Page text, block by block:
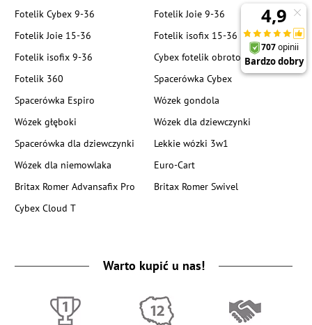
Fotelik Cybex 9-36
Fotelik Joie 9-36
Fotelik Joie 15-36
Fotelik isofix 15-36
Fotelik isofix 9-36
Cybex fotelik obrotowy
Fotelik 360
Spacerówka Cybex
Spacerówka Espiro
Wózek gondola
Wózek głęboki
Wózek dla dziewczynki
Spacerówka dla dziewczynki
Lekkie wózki 3w1
Wózek dla niemowlaka
Euro-Cart
Britax Romer Advansafix Pro
Britax Romer Swivel
Cybex Cloud T
Warto kupić u nas!